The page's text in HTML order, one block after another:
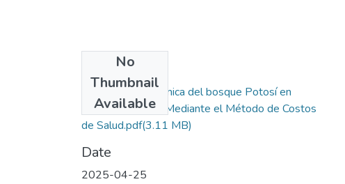
No
Thumbnail
Available
Valoración Económica del bosque Potosí en
Aguachica Cesar, Mediante el Método de Costos
de Salud.pdf(3.11 MB)
Date
2025-04-25